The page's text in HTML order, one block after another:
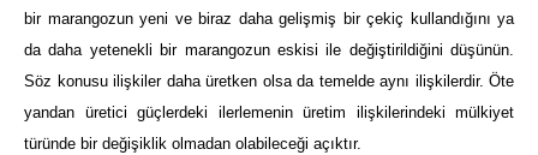
bir marangozun yeni ve biraz daha gelişmiş bir çekiç kullandığını ya
da daha yetenekli bir marangozun eskisi ile değiştirildiğini düşünün.
Söz konusu ilişkiler daha üretken olsa da temelde aynı ilişkilerdir. Öte
yandan üretici güçlerdeki ilerlemenin üretim ilişkilerindeki mülkiyet
türünde bir değişiklik olmadan olabileceği açıktır.